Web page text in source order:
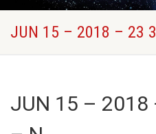
JUN 15 – 2018 – 23
JUN 15 –